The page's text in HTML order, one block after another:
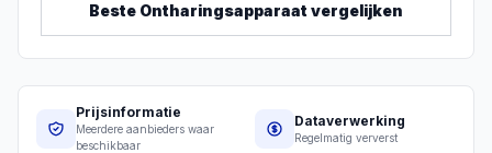
Beste Ontharingsapparaat vergelijken
Prijsinformatie
Meerdere aanbieders waar
beschikbaar
Dataverwerking
Regelmatig ververst